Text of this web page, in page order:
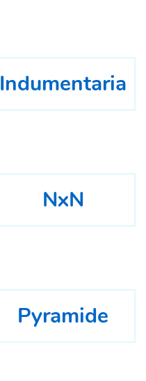
Indumentaria
NxN
Pyramide